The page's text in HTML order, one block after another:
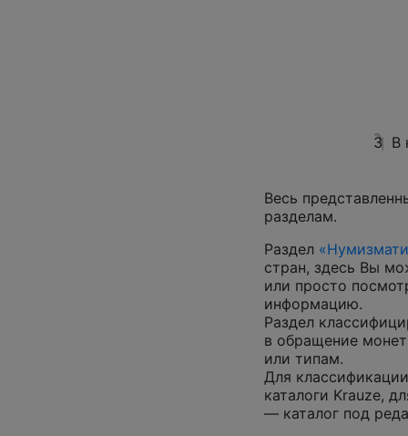
3 В
Весь
разделам.
Раздел
стран, здесь Вы
или просто
информацию.
Раздел
в обращение
или типам.
Для
каталоги Krauze,
— каталог под